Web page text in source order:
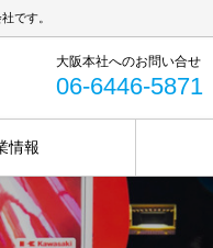
です。
06-6446-5871
情報